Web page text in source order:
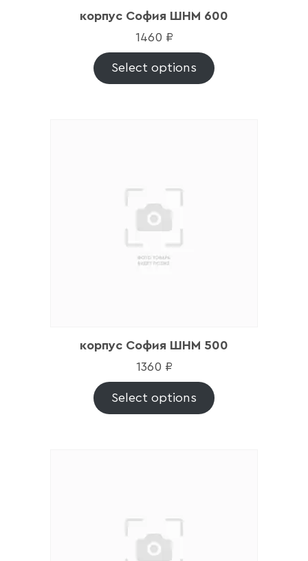
корпус София ШНМ 600
1460 ₽
Select options
корпус София ШНМ 500
1360 ₽
Select options